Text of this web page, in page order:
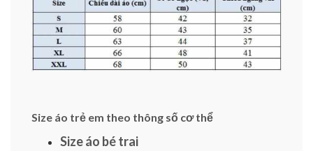
Size áo trẻ em theo thông số cơ thể
Size áo bé trai